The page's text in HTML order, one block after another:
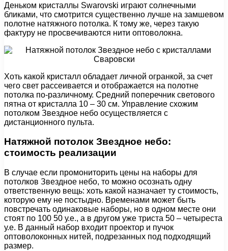
Деньком кристаллы Swarovski играют солнечными
бликами, что смотрится существенно лучше на замшевом
полотне натяжного потолка. К тому же, через такую
фактуру не просвечиваются нити оптоволокна.
Хоть какой кристалл обладает личной огранкой, за счет
чего свет рассеивается и отображается на полотне
потолка по-различному. Средний поперечник светового
пятна от кристалла 10 – 30 см. Управление схожим
потолком Звездное небо осуществляется с
дистанционного пульта.
Натяжной потолок Звездное небо:
стоимость реализации
В случае если промониторить цены на наборы для
потолков Звездное небо, то можно осознать одну
ответственную вещь: хоть какой назначает ту стоимость,
которую ему не постыдно. Временами может быть
повстречать одинаковые наборы, но в одном месте они
стоят по 100 50 у.е., а в другом уже триста 50 – четыреста
у.е. В данный набор входит проектор и пучок
оптоволоконных нитей, подрезанных под подходящий
размер.